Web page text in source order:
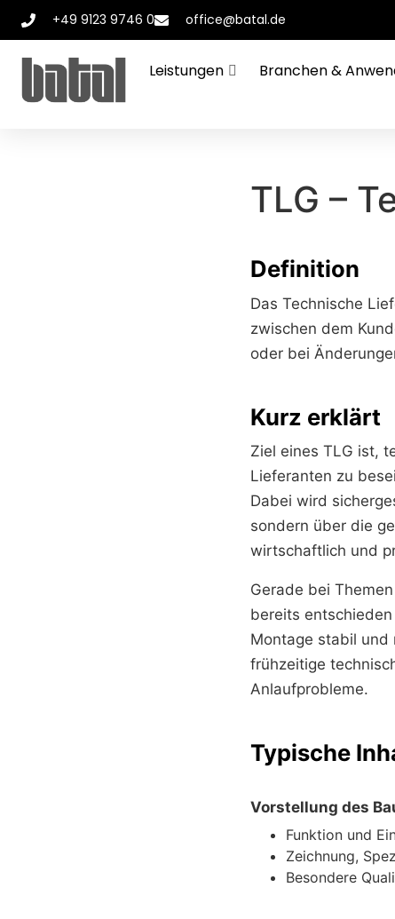
+49 9123 9746 0 office@batal.de
Leistungen Branchen &
TLG –
Definition
Das Technische
zwischen dem
oder bei
Kurz erklärt
Ziel eines TLG ist,
Lieferanten zu
Dabei wird
sondern über die
wirtschaftlich und
Gerade bei
bereits
Montage stabil und
frühzeitige
Anlaufprobleme.
Typische
Vorstellung des
Funktion und
Zeichnung,
Besondere